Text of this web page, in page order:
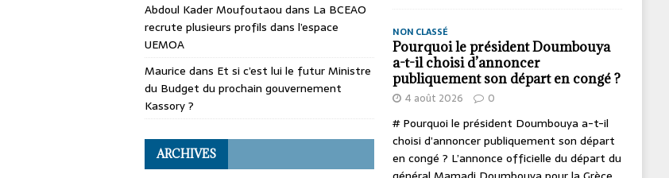
Abdoul Kader Moufoutaou dans La BCEAO
recrute plusieurs profils dans l’espace
UEMOA
Maurice dans Et si c’est lui le futur Ministre
du Budget du prochain gouvernement
Kassory ?
ARCHIVES
NON CLASSÉ
Pourquoi le président Doumbouya
a-t-il choisi d’annoncer
publiquement son départ en congé ?
4 août 2026 0
# Pourquoi le président Doumbouya a-t-il
choisi d’annoncer publiquement son départ
en congé ? L’annonce officielle du départ du